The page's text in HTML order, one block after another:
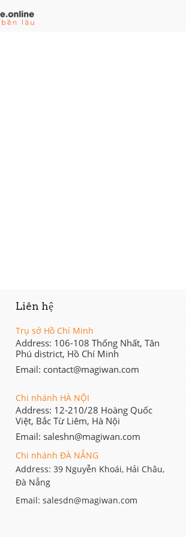
Liên hệ
Trụ sở Hồ Chí Minh
Address: 106-108 Thống Nhất, Tân
Phú district, Hồ Chí Minh
Email: contact@magiwan.com
Chi nhánh HÀ NỘI
Address: 12-210/28 Hoàng Quốc
Việt, Bắc Từ Liêm, Hà Nội
Email: saleshn@magiwan.com
Chi nhánh ĐÀ NẴNG
Address: 39 Nguyễn Khoái, Hải Châu,
Đà Nẵng
Email: salesdn@magiwan.com